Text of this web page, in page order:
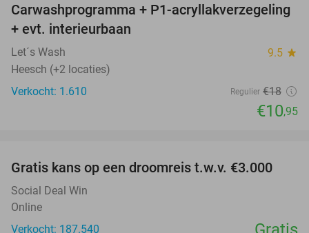
39%
Carwashprogramma + P1-acryllakverzegeling
+ evt. interieurbaan
Let´s Wash 9.5 star
Heesch (+2 locaties)
Verkocht: 1.610
Regulier €18
€10,95
Gratis kans op een droomreis t.w.v. €3.000
Social Deal Win
Online
Verkocht: 187.540